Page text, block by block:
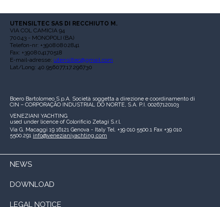
UTENSILTEC SAS DI RECCHIUTO M.
VIA COL CAMICIA 94
70043 - MONOPOLI (BA)
Telefon-nr: +39080802841
Fax: +390804170518
E-mail-adresse: utensiltec@gmail.com
Lat/Long: 40.956077,17.296730
Boero Bartolomeo S.p.A. Società soggetta a direzione e coordinamento di
CIN – CORPORAÇÃO INDUSTRIAL DO NORTE, S.A. P.I. 00267120103
VENEZIANI YACHTING
used under licence of Colorificio Zetagi S.r.l.
Via G. Macaggi 19 16121 Genova - Italy Tel. +39 010 5500.1 Fax +39 010
5500.291 info@venezianiyachting.com
NEWS
DOWNLOAD
LEGAL NOTICE